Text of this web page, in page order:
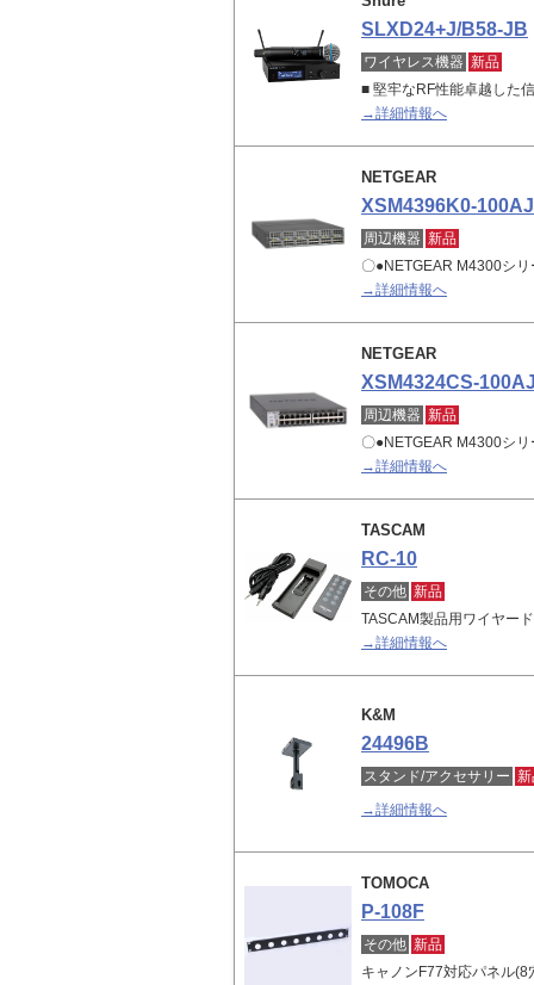
SLXD24+J/B58-JB
ワイヤレス機器 新品
■ 堅牢なRF性能卓越した
→詳細情報へ
NETGEAR
XSM4396K0-
周辺機器 新品
〇●NETGEAR M4300シ
→詳細情報へ
NETGEAR
XSM4324CS-
周辺機器 新品
〇●NETGEAR M4300シ
→詳細情報へ
TASCAM
RC-10
その他 新品
TASCAM製品用ワイヤー
→詳細情報へ
K&M
24496B
スタンド/アクセサリー
→詳細情報へ
TOMOCA
P-108F
その他 新品
キャノンF77対応パネル